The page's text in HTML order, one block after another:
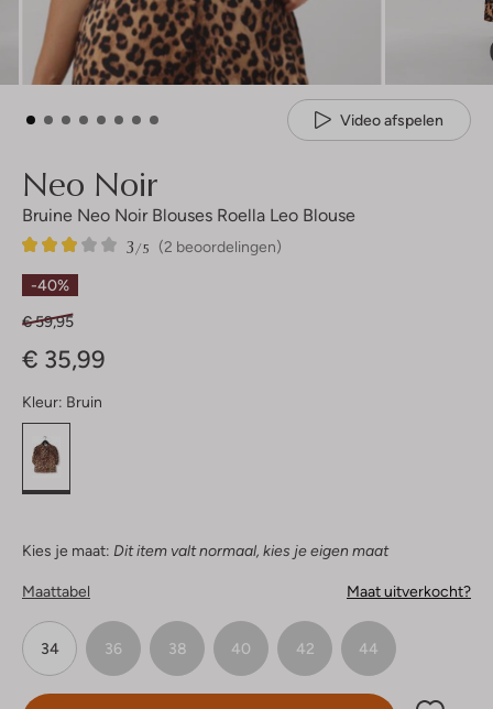
Video afspelen
Neo Noir
Bruine Neo Noir Blouses Roella Leo Blouse
(2 beoordelingen)
3/5
2
3
Sterren
-40%
€ 59,95
€ 35,99
Kleur: Bruin
Kies je maat: Dit item valt normaal, kies je eigen maat
Maattabel Maat uitverkocht?
34 36 38 40 42 44